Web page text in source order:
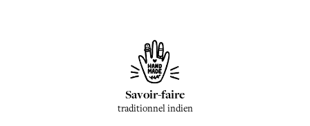
Savoir-faire
traditionnel indien